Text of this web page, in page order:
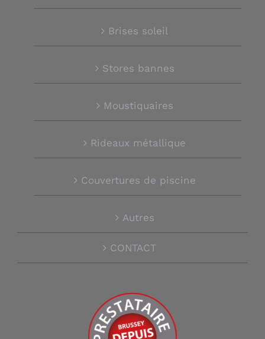
Brises soleil
Stores bannes
Moustiquaires
Rideaux métallique
Couvertures de piscine
Autres
CONTACT